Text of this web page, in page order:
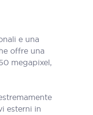
e una
offre una
megapixel,
esterni in